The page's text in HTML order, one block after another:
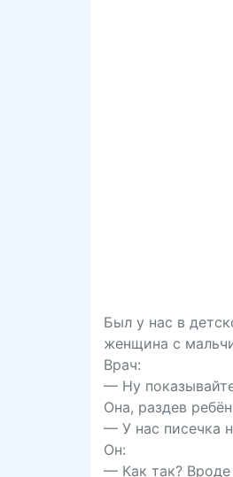
Был у нас в
женщина с
Врач:
— Ну
Она, раздев
— У нас писечка
Он:
— Как так?